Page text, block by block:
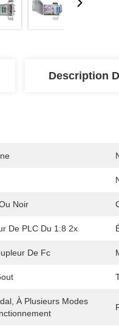
Description
Noir
De PLC Du 1:8 2x
De Fc
À Plusieurs Modes